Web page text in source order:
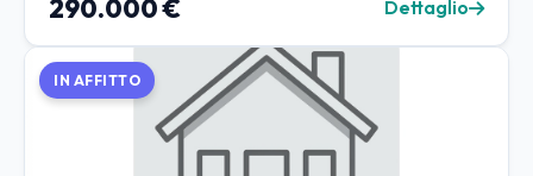
290.000 € Dettaglio
IN AFFITTO